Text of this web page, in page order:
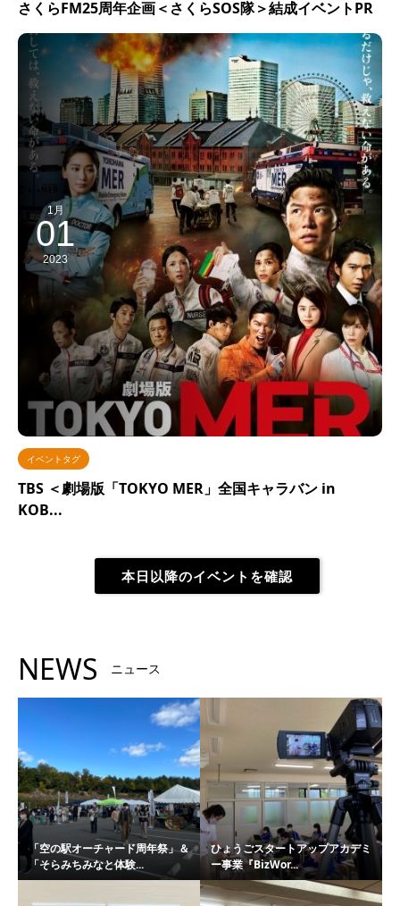
さくらFM25周年企画＜さくらSOS隊＞結成イベントPR
1月
01
2023
イベントタグ
TBS ＜劇場版「TOKYO MER」全国キャラバン in
KOB...
本日以降のイベントを確認
NEWS ニュース
「空の駅オーチャード周年祭」＆
「そらみちみなと体験...
ひょうごスタートアップアカデミ
ー事業『BizWor...